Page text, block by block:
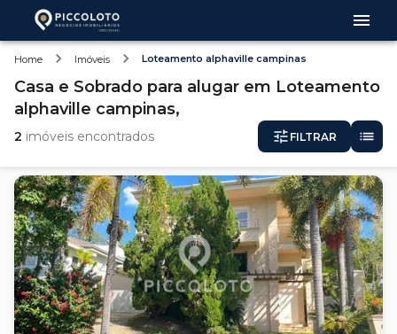
Home Imóveis Loteamento alphaville campinas
Casa e Sobrado para alugar em Loteamento
alphaville campinas,
2 imóveis encontrados FILTRAR